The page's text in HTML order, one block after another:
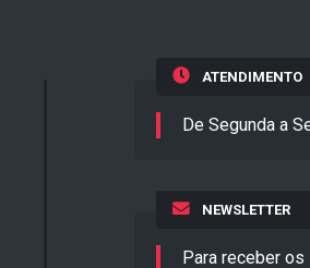
ATENDIMENTO
De Segunda a
NEWSLETTER
Para receber